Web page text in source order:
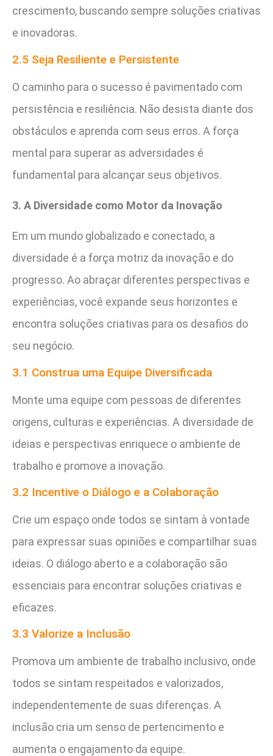
crescimento, buscando sempre soluções criativas
e inovadoras.
2.5 Seja Resiliente e Persistente
O caminho para o sucesso é pavimentado com
persistência e resiliência. Não desista diante dos
obstáculos e aprenda com seus erros. A força
mental para superar as adversidades é
fundamental para alcançar seus objetivos.
3. A Diversidade como Motor da Inovação
Em um mundo globalizado e conectado, a
diversidade é a força motriz da inovação e do
progresso. Ao abraçar diferentes perspectivas e
experiências, você expande seus horizontes e
encontra soluções criativas para os desafios do
seu negócio.
3.1 Construa uma Equipe Diversificada
Monte uma equipe com pessoas de diferentes
origens, culturas e experiências. A diversidade de
ideias e perspectivas enriquece o ambiente de
trabalho e promove a inovação.
3.2 Incentive o Diálogo e a Colaboração
Crie um espaço onde todos se sintam à vontade
para expressar suas opiniões e compartilhar suas
ideias. O diálogo aberto e a colaboração são
essenciais para encontrar soluções criativas e
eficazes.
3.3 Valorize a Inclusão
Promova um ambiente de trabalho inclusivo, onde
todos se sintam respeitados e valorizados,
independentemente de suas diferenças. A
inclusão cria um senso de pertencimento e
aumenta o engajamento da equipe.